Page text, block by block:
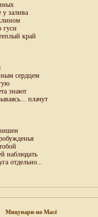
у залива
гуси
край
сердцем
знают
плачут
наблюдать
отдельно...
Мицунари-но Масё